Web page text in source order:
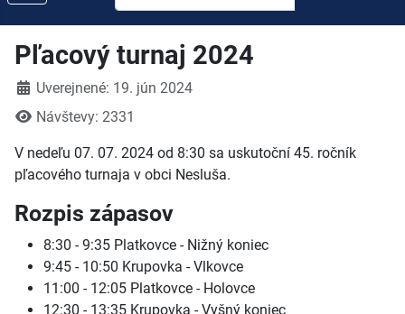
Pľacový turnaj 2024
DetailyUverejnené: 19. jún 2024
Návštevy: 2331
V nedeľu 07. 07. 2024 od 8:30 sa uskutoční 45. ročník
pľacového turnaja v obci Nesluša.
Rozpis zápasov
8:30 - 9:35 Platkovce - Nižný koniec
9:45 - 10:50 Krupovka - Vlkovce
11:00 - 12:05 Platkovce - Holovce
12:30 - 13:35 Krupovka - Vyšný koniec